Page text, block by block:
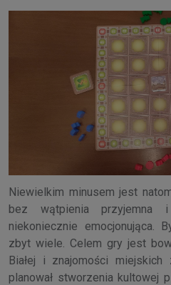
Niewielkim minusem jest
bez wątpienia przyjemna
niekoniecznie emocjonująca.
zbyt wiele. Celem gry jest
Białej i znajomości
planował stworzenia kultowej